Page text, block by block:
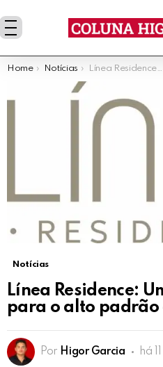
You are here:
Home Notícias Línea Residence: Um novo capítulo para o alto padrão em Cacoal
Notícias
Línea Residence:
para o alto padrão
Por Higor Garcia há